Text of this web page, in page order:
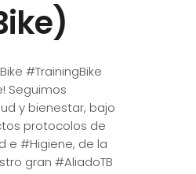
#TrainingBike
Seguimos
y bienestar, bajo
protocolos de
e #Higiene, de la
gran #AliadoTB